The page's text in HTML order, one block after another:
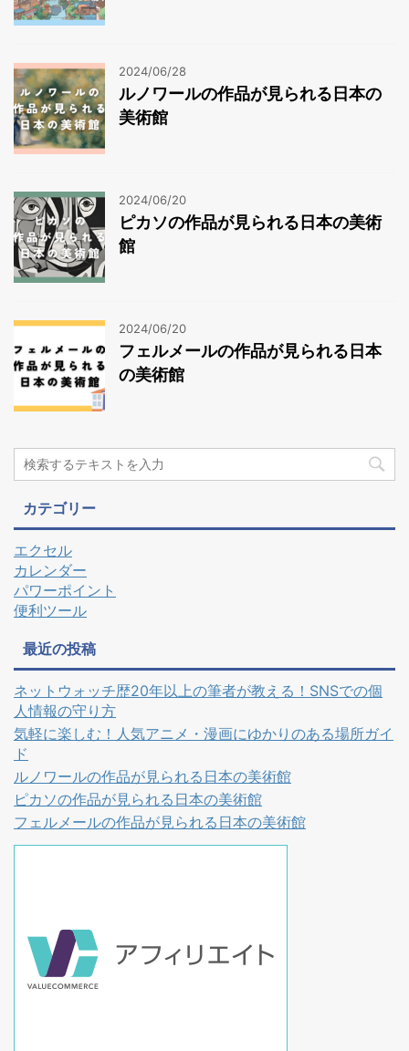
2024/06/28
ルノワールの作品が見られる日本の
美術館
2024/06/20
ピカソの作品が見られる日本の美術
館
2024/06/20
フェルメールの作品が見られる日本
の美術館
カテゴリー
エクセル
カレンダー
パワーポイント
便利ツール
最近の投稿
ネットウォッチ歴20年以上の筆者が教える！SNSでの個
人情報の守り方
気軽に楽しむ！人気アニメ・漫画にゆかりのある場所ガイ
ド
ルノワールの作品が見られる日本の美術館
ピカソの作品が見られる日本の美術館
フェルメールの作品が見られる日本の美術館